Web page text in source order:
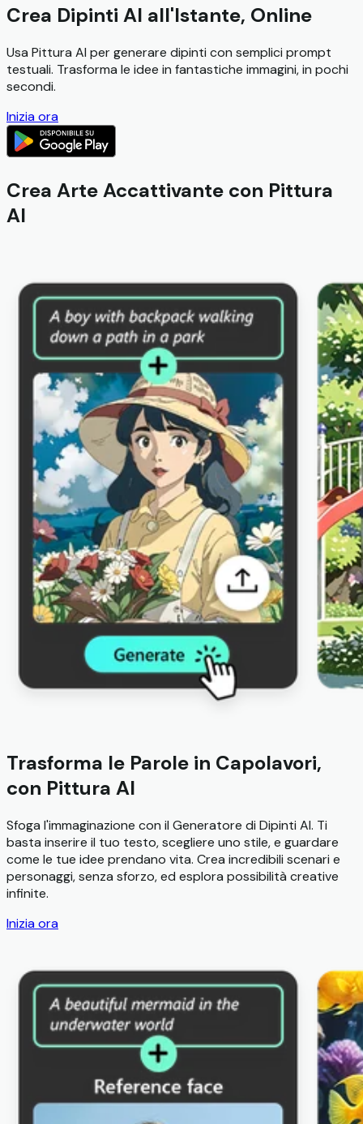
Crea Dipinti AI all'Istante, Online
Usa Pittura AI per generare dipinti con semplici prompt
testuali. Trasforma le idee in fantastiche immagini, in pochi
secondi.
Inizia ora
Crea Arte Accattivante con Pittura
AI
Trasforma le Parole in Capolavori,
con Pittura AI
Sfoga l'immaginazione con il Generatore di Dipinti AI. Ti
basta inserire il tuo testo, scegliere uno stile, e guardare
come le tue idee prendano vita. Crea incredibili scenari e
personaggi, senza sforzo, ed esplora possibilità creative
infinite.
Inizia ora